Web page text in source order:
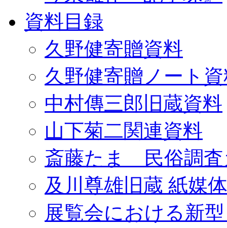
資料目録
久野健寄贈資料
久野健寄贈ノート
中村傳三郎旧蔵資料
山下菊二関連資料
斎藤たま 民俗調査
及川尊雄旧蔵 紙媒
展覧会における新